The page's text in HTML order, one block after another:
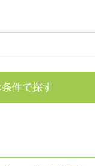
件で探す